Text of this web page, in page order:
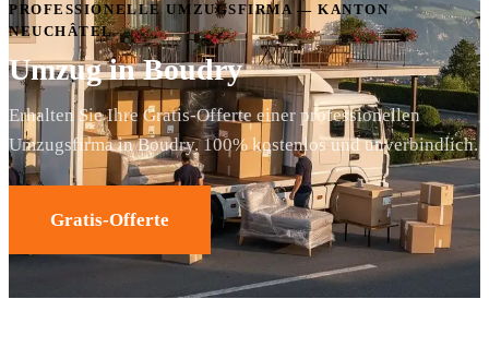
PROFESSIONELLE UMZUGSFIRMA — KANTON
NEUCHÂTEL
Umzug in Boudry
Erhalten Sie Ihre Gratis-Offerte einer professionellen
Umzugsfirma in Boudry. 100% kostenlos und unverbindlich.
Gratis-Offerte